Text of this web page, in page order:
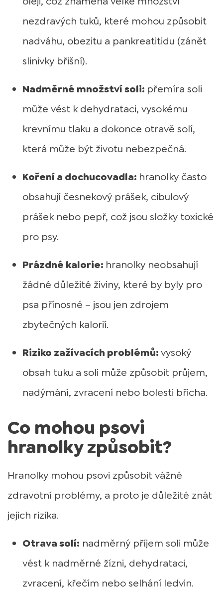
nezdravých tuků, které mohou způsobit
nadváhu, obezitu a pankreatitidu (zánět
slinivky břišní).
Nadměrné množství soli: přemíra soli
může vést k dehydrataci, vysokému
krevnímu tlaku a dokonce otravě solí,
která může být životu nebezpečná.
Koření a dochucovadla: hranolky často
obsahují česnekový prášek, cibulový
prášek nebo pepř, což jsou složky toxické
pro psy.
Prázdné kalorie: hranolky neobsahují
žádné důležité živiny, které by byly pro
psa přínosné – jsou jen zdrojem
zbytečných kalorií.
Riziko zažívacích problémů:vysoký
obsah tuku a soli může způsobit průjem,
nadýmání, zvracení nebo bolesti břicha.
Co mohou psovi
hranolky způsobit?
Hranolky mohou psovi způsobit vážné
zdravotní problémy, a proto je důležité znát
jejich rizika.
Otrava solí: nadměrný příjem soli může
vést k nadměrné žízni, dehydrataci,
zvracení, křečím nebo selhání ledvin.